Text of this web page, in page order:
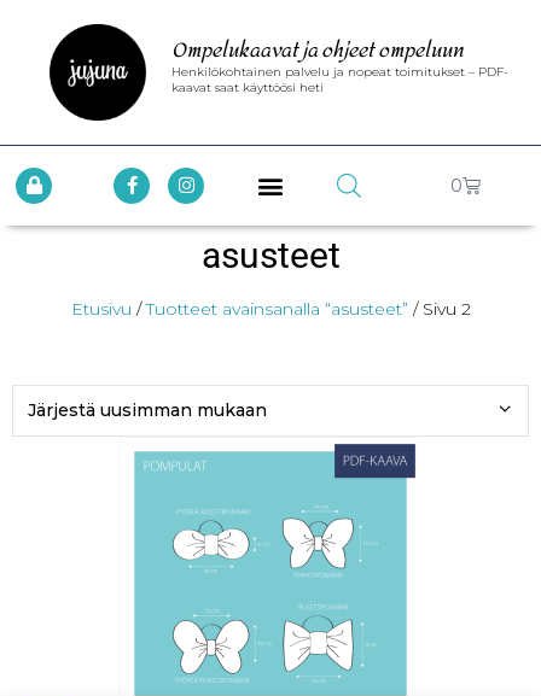
Ompelukaavat ja ohjeet ompeluun
Henkilökohtainen palvelu ja nopeat toimitukset – PDF-
kaavat saat käyttöösi heti
0
asusteet
Etusivu /Tuotteet avainsanalla “asusteet” / Sivu 2